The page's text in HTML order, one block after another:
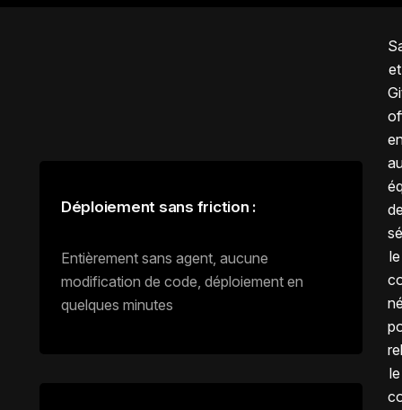
Déploiement sans friction :
Entièrement sans agent, aucune
modification de code, déploiement en
quelques minutes
et
le
le